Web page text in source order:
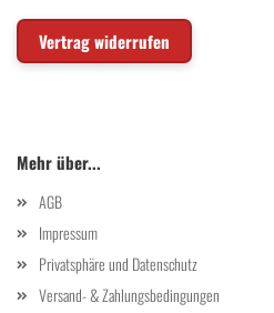
Vertrag widerrufen
Mehr über...
AGB
Impressum
Privatsphäre und Datenschutz
Versand- & Zahlungsbedingungen